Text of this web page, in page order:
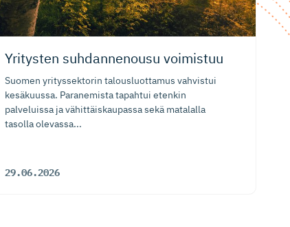
Yritysten suhdannenousu voimistuu
Suomen yrityssektorin talousluottamus vahvistui
kesäkuussa. Paranemista tapahtui etenkin
palveluissa ja vähittäiskaupassa sekä matalalla
tasolla olevassa...
29.06.2026